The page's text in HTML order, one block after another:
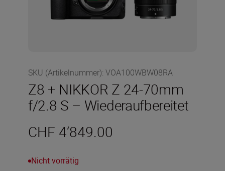
SKU (Artikelnummer): VOA100WBW08RA
Z8 + NIKKOR Z 24-70mm
f/2.8 S – Wiederaufbereitet
CHF 4’849.00
Nicht vorrätig